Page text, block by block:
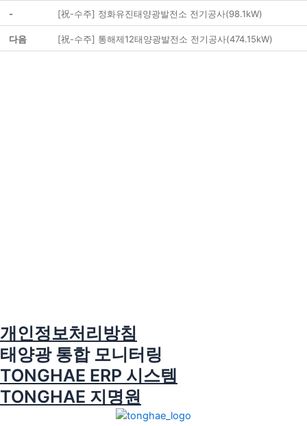
- [祝-수주] 정화유진태양광발전소 전기공사(98.1kW)
다음 [祝-수주] 통해제12태양광발전소 전기공사(474.15kW)
개인정보처리방침
태양광 통합 모니터링
TONGHAE ERP 시스템
TONGHAE 지명원